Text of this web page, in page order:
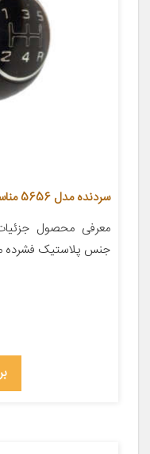
سردنده مدل 5656 مناسب برای تیبا
جنس پلاستیک فشرده